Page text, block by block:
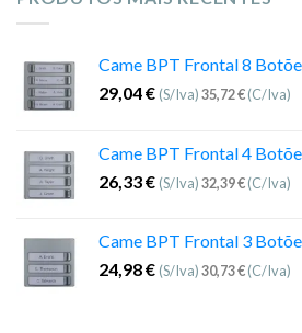
Came BPT Frontal 8
29,04€ (S/Iva)35,72€(C/Iva)
Came BPT Frontal 4
26,33€ (S/Iva)32,39€(C/Iva)
Came BPT Frontal 3
24,98€ (S/Iva)30,73€(C/Iva)